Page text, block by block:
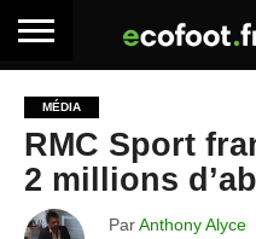
ARTICLES
PREMIUM
ADHÉSION
PREMIUM
SE
CONNECTER
EMPLOI
BOITE
À
OUTILS
MÉDIA
RMC Sport
2 millions
Par Anthony Alyce